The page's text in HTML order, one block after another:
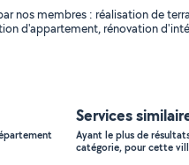
nos membres : réalisation de
d'appartement, rénovation
Services
Ayant le plus de
catégorie, pour cette